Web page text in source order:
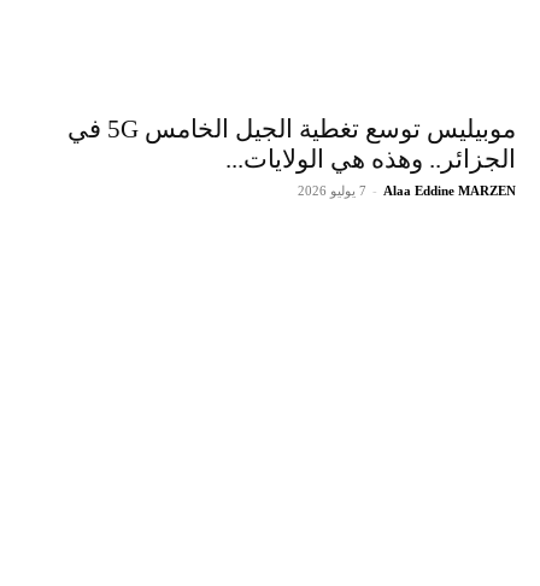
موبيليس توسع تغطية الجيل الخامس 5G في
الجزائر.. وهذه هي الولايات...
Alaa Eddine MARZEN
- 7 يوليو 2026